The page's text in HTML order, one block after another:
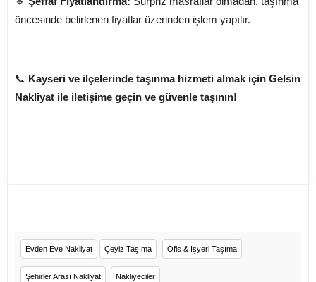
öncesinde belirlenen fiyatlar üzerinden işlem yapılır.
📞 Kayseri ve ilçelerinde taşınma hizmeti almak için Gelsin
Nakliyat ile iletişime geçin ve güvenle taşının!
Evden Eve Nakliyat Çeyiz Taşıma Ofis & İşyeri Taşıma
Şehirler Arası Nakliyat Nakliyeciler